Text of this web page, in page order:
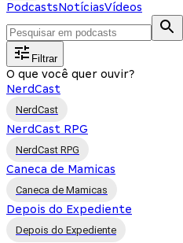
PodcastsNotíciasVídeos
Filtrar
O que você quer ouvir?
NerdCast
NerdCast
NerdCast RPG
NerdCast RPG
Caneca de Mamicas
Caneca de Mamicas
Depois do Expediente
Depois do Expediente